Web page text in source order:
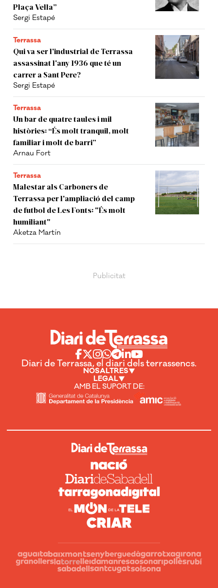
Plaça Vella”
Sergi Estapé
Terrassa
Qui va ser l'industrial de Terrassa
assassinat l'any 1936 que té un
carrer a Sant Pere?
Sergi Estapé
Terrassa
Un bar de quatre taules i mil
històries: “És molt tranquil, molt
familiar i molt de barri”
Arnau Fort
Terrassa
Malestar als Carboners de
Terrassa per l'ampliació del camp
de futbol de Les Fonts: "És molt
humiliant"
Aketza Martín
Diari de Terrassa, el diari dels terrassencs.
NOSALTRES
LEGAL
AMB EL SUPORT DE: